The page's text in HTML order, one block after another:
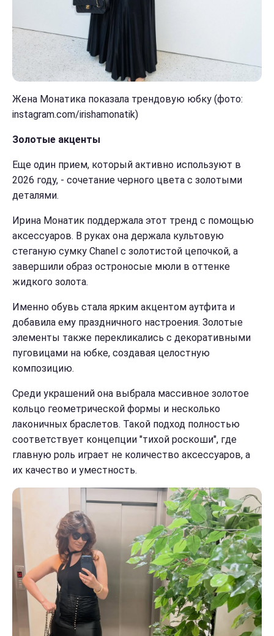
Жена Монатика показала трендовую юбку (фото:
instagram.com/irishamonatik)
Золотые акценты
Еще один прием, который активно используют в
2026 году, - сочетание черного цвета с золотыми
деталями.
Ирина Монатик поддержала этот тренд с помощью
аксессуаров. В руках она держала культовую
стеганую сумку Chanel с золотистой цепочкой, а
завершили образ остроносые мюли в оттенке
жидкого золота.
Именно обувь стала ярким акцентом аутфита и
добавила ему праздничного настроения. Золотые
элементы также перекликались с декоративными
пуговицами на юбке, создавая целостную
композицию.
Среди украшений она выбрала массивное золотое
кольцо геометрической формы и несколько
лаконичных браслетов. Такой подход полностью
соответствует концепции "тихой роскоши", где
главную роль играет не количество аксессуаров, а
их качество и уместность.